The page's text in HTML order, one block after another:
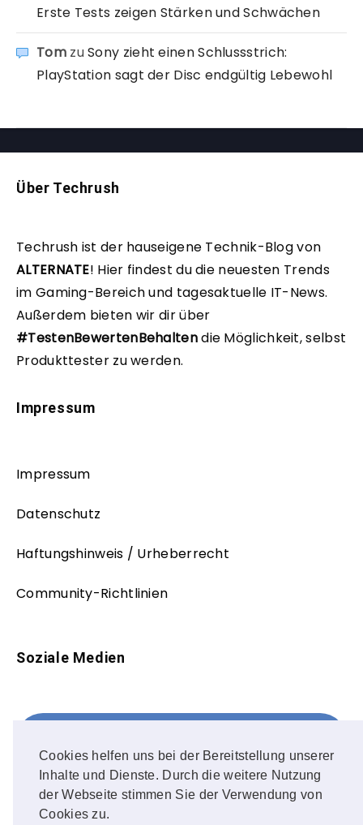
Cookies helfen uns bei der Bereitstellung unserer
Inhalte und Dienste. Durch die weitere Nutzung
der Webseite stimmen Sie der Verwendung von
Cookies zu.
Erste Tests zeigen Stärken und Schwächen
TomzuSony zieht einen Schlussstrich:
PlayStation sagt der Disc endgültig Lebewohl
Über Techrush
Techrush ist der hauseigene Technik-Blog von
ALTERNATE! Hier findest du die neuesten Trends
im Gaming-Bereich und tagesaktuelle IT-News.
Außerdem bieten wir dir über
#TestenBewertenBehaltendie Möglichkeit, selbst
Produkttester zu werden.
Impressum
Impressum
Datenschutz
Haftungshinweis / Urheberrecht
Community-Richtlinien
Soziale Medien
FOLLOW ME!
Instagram
OUR PHOTOS!